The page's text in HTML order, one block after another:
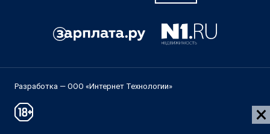
Разработка — ООО «Интернет Технологии»